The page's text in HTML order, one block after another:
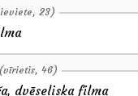
23)
(vīrietis, 46)
dvēseliska filma